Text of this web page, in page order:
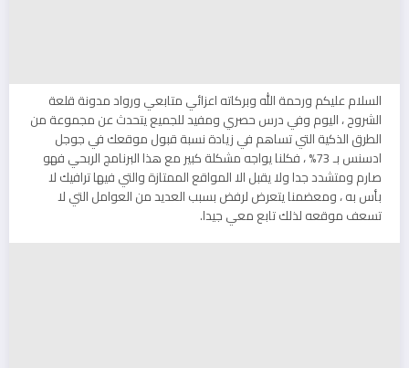
السلام عليكم ورحمة الله وبركاته اعزائي متابعي ورواد مدونة قلعة
الشروح ، اليوم وفي درس حصري ومفيد للجميع يتحدث عن مجموعة من
الطرق الذكية التي تساهم في زيادة نسبة قبول موقعك في جوجل
ادسنس بـ 73% ، فكلنا يواجه مشكلة كبير مع هذا البرنامج الربحي فهو
صارم ومتشدد جدا ولا يقبل الا المواقع الممتازة والتي فيها ترافيك لا
بأس به ، ومعضمنا يتعرض لرفض بسبب العديد من العوامل التي لا
تسعف موقعه لذلك تابع معي جيدا.